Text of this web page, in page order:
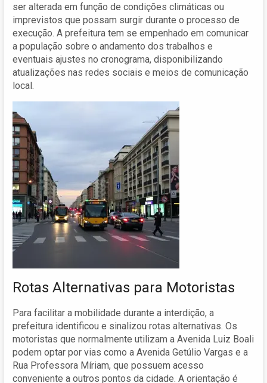
ser alterada em função de condições climáticas ou
imprevistos que possam surgir durante o processo de
execução. A prefeitura tem se empenhado em comunicar
a população sobre o andamento dos trabalhos e
eventuais ajustes no cronograma, disponibilizando
atualizações nas redes sociais e meios de comunicação
local.
Rotas Alternativas para Motoristas
Para facilitar a mobilidade durante a interdição, a
prefeitura identificou e sinalizou rotas alternativas. Os
motoristas que normalmente utilizam a Avenida Luiz Boali
podem optar por vias como a Avenida Getúlio Vargas e a
Rua Professora Míriam, que possuem acesso
conveniente a outros pontos da cidade. A orientação é